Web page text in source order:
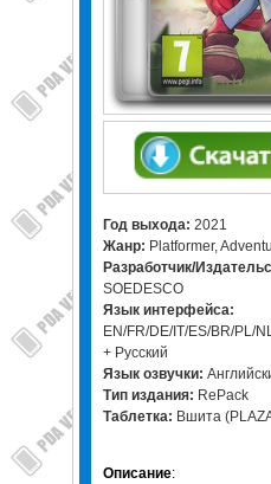
Год выхода: 2021
Жанр: Platformer,
Разработчик/
SOEDESCO
Язык интерфейса:
EN/FR/DE/IT/ES/BR/PL/
+ Русский
Язык озвучки:
Тип издания: RePack
Таблетка: Вшита
Описание: